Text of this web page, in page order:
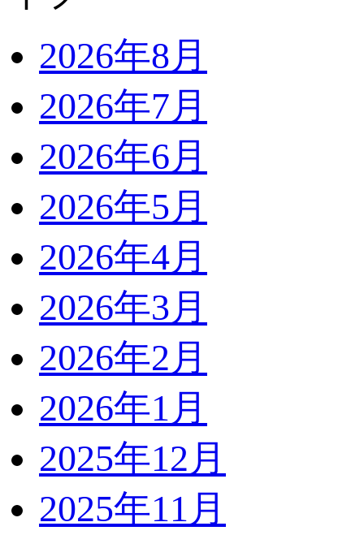
2026年8月
2026年7月
2026年6月
2026年5月
2026年4月
2026年3月
2026年2月
2026年1月
2025年12月
2025年11月